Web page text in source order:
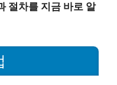
절차를 지금 바로 알